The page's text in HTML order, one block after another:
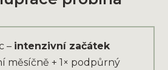
– intenzivní začátek
měsíčně + 1× podpůrný